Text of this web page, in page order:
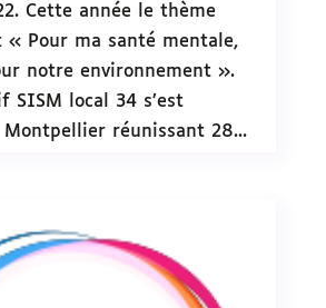
Cette année le thème
« Pour ma santé mentale,
notre environnement ».
SISM local 34 s’est
réunissant 28...